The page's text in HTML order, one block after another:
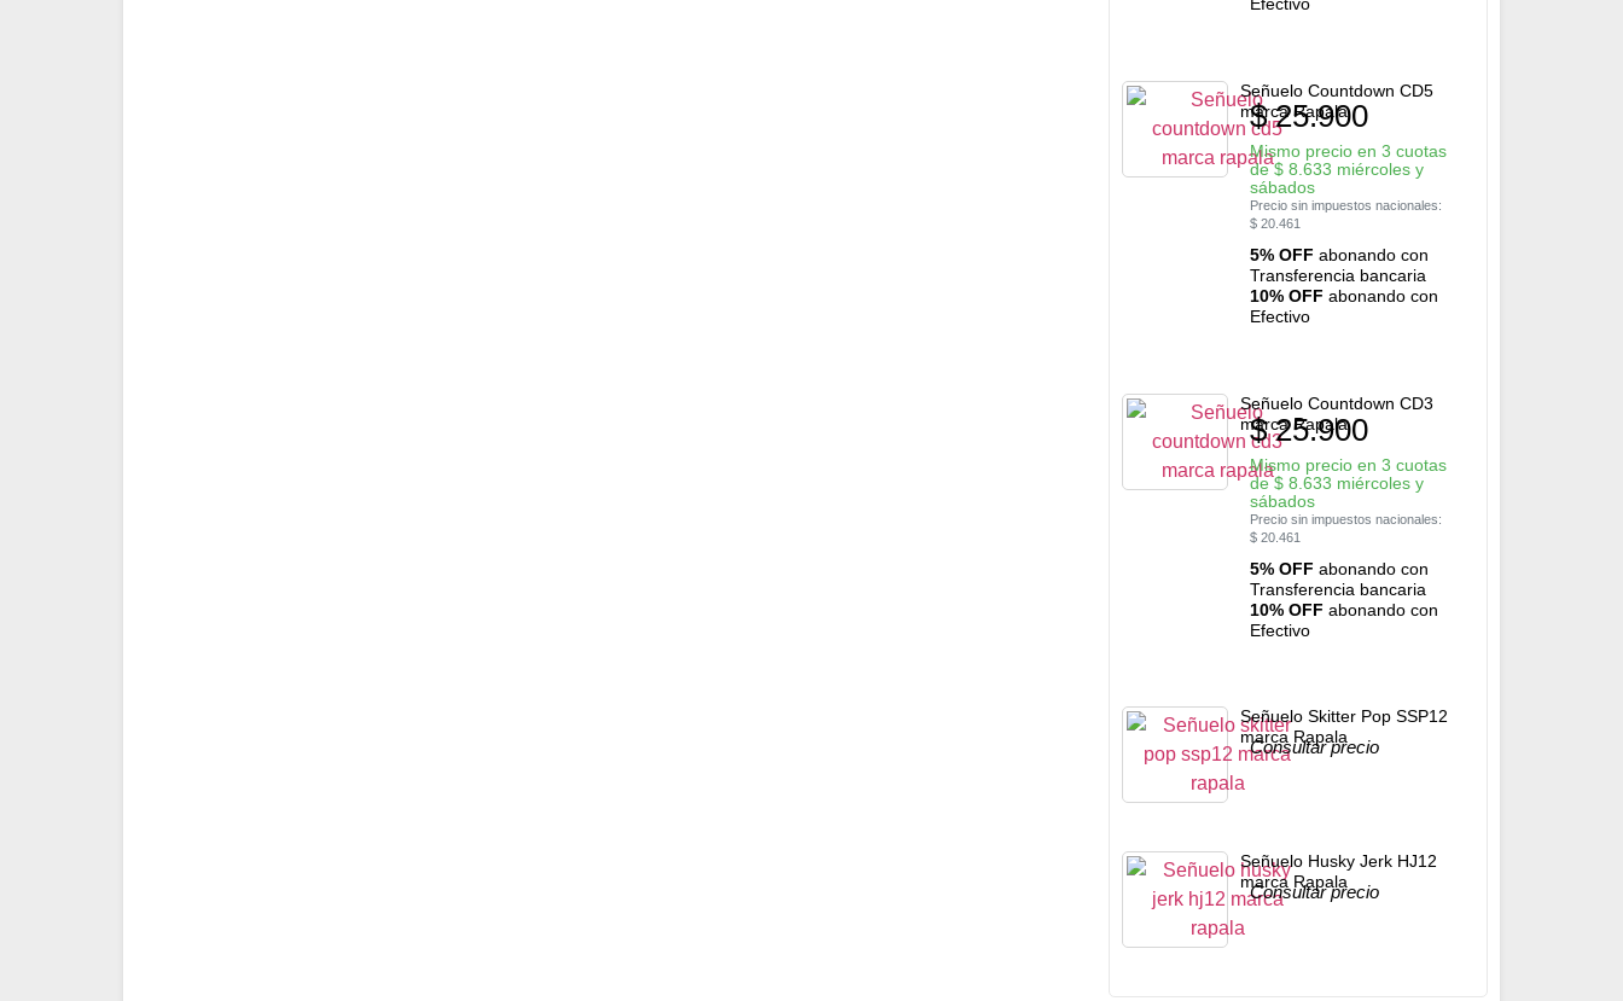
Señuelo Countdown CD5
marca Rapala
$25.900
Mismo precio en 3 cuotas
de$ 8.633 miércoles y
sábados
Precio sin impuestos nacionales:
$ 20.461
5% OFF abonando con
Transferencia bancaria
10% OFF abonando con
Efectivo
Señuelo Countdown CD3
marca Rapala
$25.900
Mismo precio en 3 cuotas
de$ 8.633 miércoles y
sábados
Precio sin impuestos nacionales:
$ 20.461
5% OFF abonando con
Transferencia bancaria
10% OFF abonando con
Efectivo
Señuelo Skitter Pop SSP12
marca Rapala
Consultar precio
Señuelo Husky Jerk HJ12
marca Rapala
Consultar precio